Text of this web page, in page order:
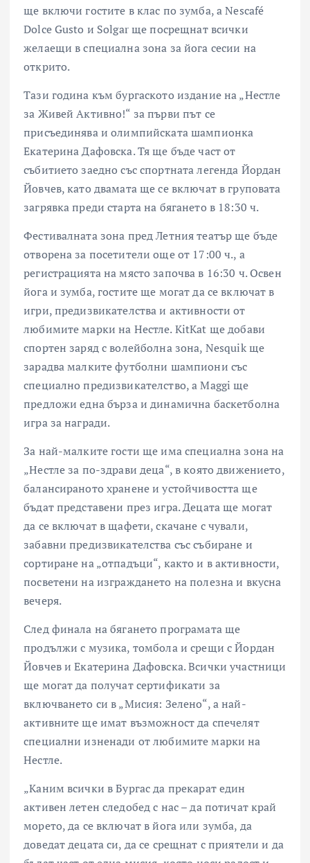
ще включи гостите в клас по зумба, а Nescafé
Dolce Gusto и Solgar ще посрещнат всички
желаещи в специална зона за йога сесии на
открито.
Тази година към бургаското издание на „Нестле
за Живей Активно!“ за първи път се
присъединява и олимпийската шампионка
Екатерина Дафовска. Тя ще бъде част от
събитието заедно със спортната легенда Йордан
Йовчев, като двамата ще се включат в груповата
загрявка преди старта на бягането в 18:30 ч.
Фестивалната зона пред Летния театър ще бъде
отворена за посетители още от 17:00 ч., а
регистрацията на място започва в 16:30 ч. Освен
йога и зумба, гостите ще могат да се включат в
игри, предизвикателства и активности от
любимите марки на Нестле. KitKat ще добави
спортен заряд с волейболна зона, Nesquik ще
зарадва малките футболни шампиони със
специално предизвикателство, а Maggi ще
предложи една бърза и динамична баскетболна
игра за награди.
За най-малките гости ще има специална зона на
„Нестле за по-здрави деца“, в която движението,
балансираното хранене и устойчивостта ще
бъдат представени през игра. Децата ще могат
да се включат в щафети, скачане с чували,
забавни предизвикателства със събиране и
сортиране на „отпадъци“, както и в активности,
посветени на изграждането на полезна и вкусна
вечеря.
След финала на бягането програмата ще
продължи с музика, томбола и срещи с Йордан
Йовчев и Екатерина Дафовска. Всички участници
ще могат да получат сертификати за
включването си в „Мисия: Зелено“, а най-
активните ще имат възможност да спечелят
специални изненади от любимите марки на
Нестле.
„Каним всички в Бургас да прекарат един
активен летен следобед с нас – да потичат край
морето, да се включат в йога или зумба, да
доведат децата си, да се срещнат с приятели и да